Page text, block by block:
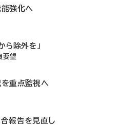
能強化へ
ら除外を」
要望
を重点監視へ
報告を見直し